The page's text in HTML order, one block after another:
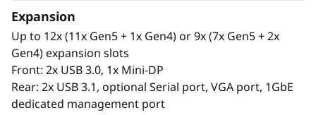
Expansion
Up to 12x (11x Gen5 + 1x Gen4) or 9x (7x Gen5 + 2x
Gen4) expansion slots
Front: 2x USB 3.0, 1x Mini-DP
Rear: 2x USB 3.1, optional Serial port, VGA port, 1GbE
dedicated management port